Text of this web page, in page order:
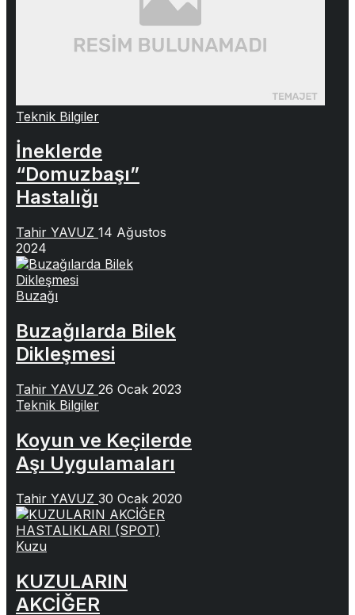
Teknik Bilgiler
İneklerde
“Domuzbaşı”
Hastalığı
Tahir YAVUZ 14 Ağustos
2024
Buzağı
Buzağılarda Bilek
Dikleşmesi
Tahir YAVUZ 26 Ocak 2023
Teknik Bilgiler
Koyun ve Keçilerde
Aşı Uygulamaları
Tahir YAVUZ 30 Ocak 2020
Kuzu
KUZULARIN
AKCİĞER